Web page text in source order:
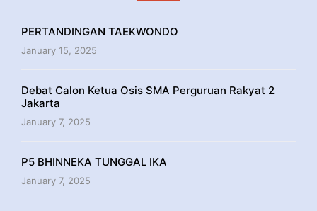
PERTANDINGAN TAEKWONDO
January 15, 2025
Debat Calon Ketua Osis SMA Perguruan Rakyat 2
Jakarta
January 7, 2025
P5 BHINNEKA TUNGGAL IKA
January 7, 2025